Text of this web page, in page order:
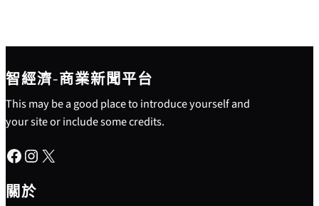
智經濟-商業新聞平台
This may be a good place to introduce yourself and
your site or include some credits.
Facebook Instagram X
關於